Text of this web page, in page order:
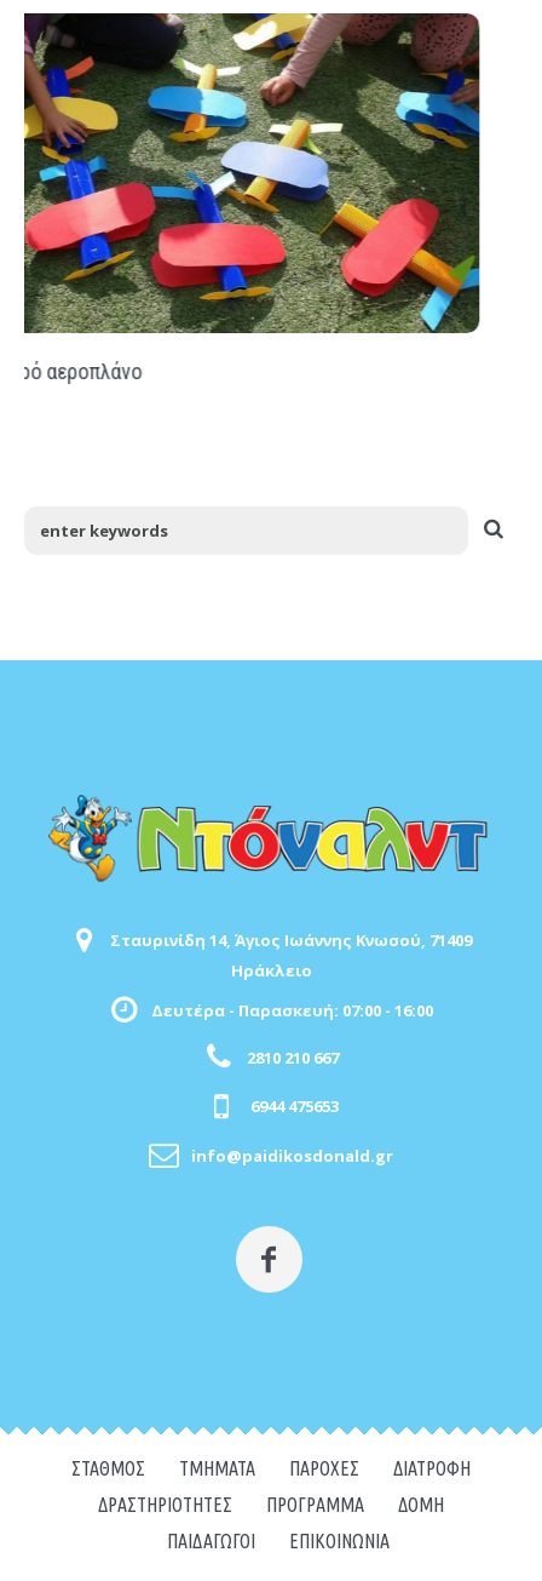
17η Νοέμβρη … εδώ Πολυτεχνείο
Σταυρινίδη 14, Άγιος Ιωάννης Κνωσού, 71409
Ηράκλειο
Δευτέρα - Παρασκευή: 07:00 - 16:00
2810 210 667
6944 475653
info@paidikosdonald.gr
ΣΤΑΘΜΌΣ ΤΜΉΜΑΤΑ ΠΑΡΟΧΈΣ
ΔΙΑΤΡΟΦΉ
ΔΡΑΣΤΗΡΙΌΤΗΤΕΣ
ΠΡΌΓΡΑΜΜΑ
ΔΟΜΉ
ΠΑΙΔΑΓΩΓΟΊ
ΕΠΙΚΟΙΝΩΝΊΑ